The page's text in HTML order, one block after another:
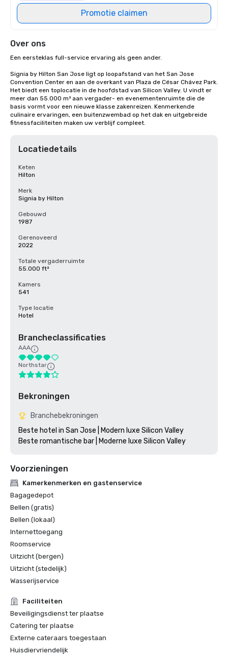
Promotie claimen
Over ons
Een eersteklas full-service ervaring als geen ander.
Signia by Hilton San Jose ligt op loopafstand van het San Jose
Convention Center en aan de overkant van Plaza de César Chávez Park.
Het biedt een toplocatie in de hoofdstad van Silicon Valley. U vindt er
meer dan 55.000 m² aan vergader- en evenementenruimte die de
basis vormt voor een nieuwe klasse zakenreizen. Kenmerkende
culinaire ervaringen, een buitenzwembad op het dak en uitgebreide
fitnessfaciliteiten maken uw verblijf compleet.
Locatiedetails
Keten
Hilton
Merk
Signia by Hilton
Gebouwd
1987
Gerenoveerd
2022
Totale vergaderruimte
55.000 ft²
Kamers
541
Type locatie
Hotel
Brancheclassificaties
AAA
Northstar
Bekroningen
Branchebekroningen
Beste hotel in San Jose | Modern luxe Silicon Valley
Voorzieningen
Kamerkenmerken en gastenservice
Bagagedepot
Bellen (gratis)
Bellen (lokaal)
Internettoegang
Roomservice
Uitzicht (bergen)
Uitzicht (stedelijk)
Wasserijservice
Faciliteiten
Beveiligingsdienst ter plaatse
Catering ter plaatse
Externe cateraars toegestaan
Huisdiervriendelijk